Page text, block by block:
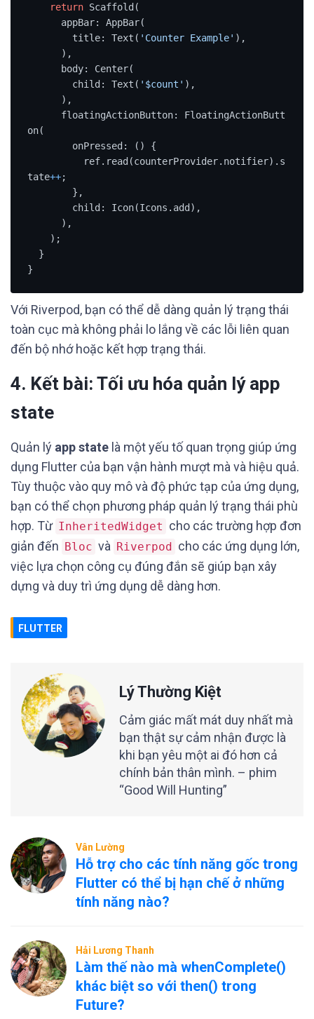
return Scaffold(
        title: Text(
'Counter Example' ),
        child: Text(
'$count' ),
on(
tate++;
}
Với Riverpod, bạn có thể dễ dàng quản lý trạng thái
toàn cục mà không phải lo lắng về các lỗi liên quan
đến bộ nhớ hoặc kết hợp trạng thái.
4. Kết bài: Tối ưu hóa quản lý app
state
Quản lý app state là một yếu tố quan trọng giúp ứng
dụng Flutter của bạn vận hành mượt mà và hiệu quả.
Tùy thuộc vào quy mô và độ phức tạp của ứng dụng,
bạn có thể chọn phương pháp quản lý trạng thái phù
hợp. Từ InheritedWidget cho các trường hợp đơn
giản đến Bloc và Riverpod cho các ứng dụng lớn,
việc lựa chọn công cụ đúng đắn sẽ giúp bạn xây
dựng và duy trì ứng dụng dễ dàng hơn.
FLUTTER
Lý Thường Kiệt
Cảm giác mất mát duy nhất mà
bạn thật sự cảm nhận được là
khi bạn yêu một ai đó hơn cả
chính bản thân mình. – phim
“Good Will Hunting”
Vân Lường
Hỗ trợ cho các tính năng gốc trong
Flutter có thể bị hạn chế ở những
tính năng nào?
Hải Lương Thanh
Làm thế nào mà whenComplete()
khác biệt so với then() trong
Future?